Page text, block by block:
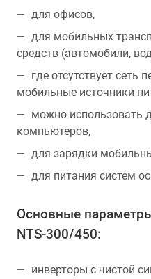
для офисов,
для мобильных
средств (автомобили,
где отсутствует сеть
мобильные источники
можно использовать
компьютеров,
для зарядки
для питания систем
Основные
NTS-300/450:
инверторы с чистой